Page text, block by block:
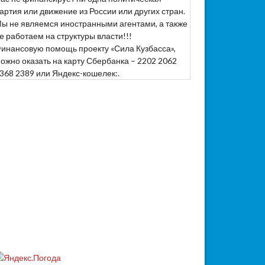
или движение из России или других стран.
не являемся иностранными агентами, а также
работаем на структуры власти!!!
помощь проекту «Сила Кузбасса»,
оказать на карту Сбербанка – 2202 2062
2389 или Яндекс-кошелек:.